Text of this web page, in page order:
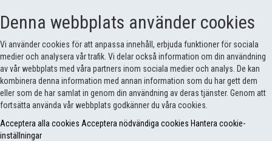
Denna webbplats använder cookies
Vi använder cookies för att anpassa innehåll, erbjuda funktioner för sociala
medier och analysera vår trafik. Vi delar också information om din användning
av vår webbplats med våra partners inom sociala medier och analys. De kan
kombinera denna information med annan information som du har gett dem
eller som de har samlat in genom din användning av deras tjänster. Genom att
fortsätta använda vår webbplats godkänner du våra cookies.
Acceptera alla cookies Acceptera nödvändiga cookies Hantera cookie-
inställningar